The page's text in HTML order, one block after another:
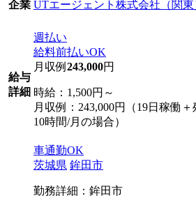
企業 UTエージェント株式会社（関東
給与
詳細
週払い
給料前払いOK
月収例 243,000円
時給：1,500円～
月収例：243,000円（19日稼働＋
10時間/月の場合）
車通勤OK
茨城県 鉾田市
勤務詳細：鉾田市